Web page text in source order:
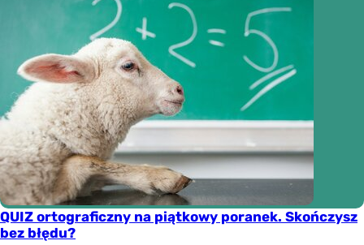
QUIZ ortograficzny na piątkowy poranek. Skończysz
bez błędu?